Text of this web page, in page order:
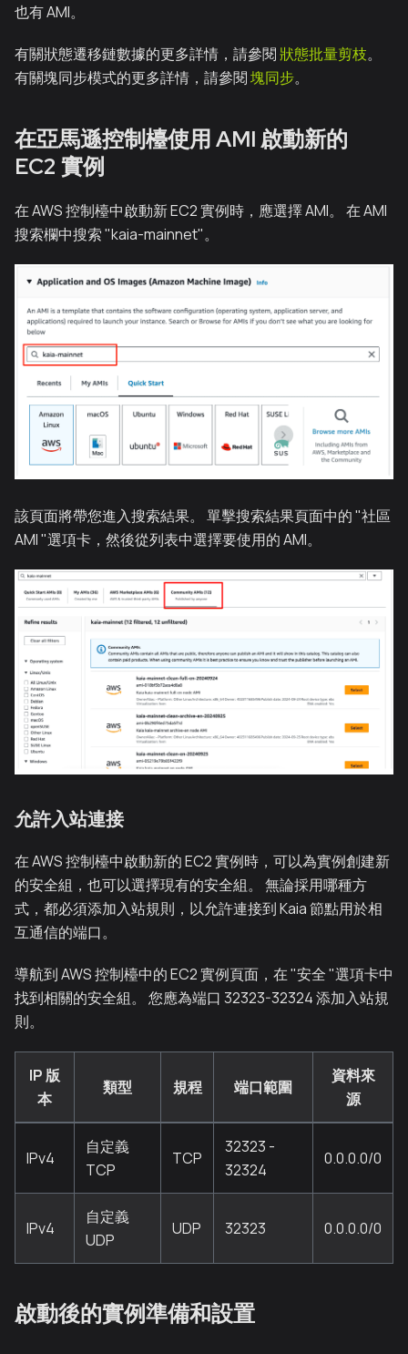
也有 AMI。
有關狀態遷移鏈數據的更多詳情，請參閱狀態批量剪枝。
有關塊同步模式的更多詳情，請參閱塊同步。
在亞馬遜控制檯使用 AMI 啟動新的
EC2 實例
在 AWS 控制檯中啟動新 EC2 實例時，應選擇 AMI。 在 AMI
搜索欄中搜索 "kaia-mainnet"。
該頁面將帶您進入搜索結果。 單擊搜索結果頁面中的 "社區
AMI "選項卡，然後從列表中選擇要使用的 AMI。
允許入站連接
在 AWS 控制檯中啟動新的 EC2 實例時，可以為實例創建新
的安全組，也可以選擇現有的安全組。 無論採用哪種方
式，都必須添加入站規則，以允許連接到 Kaia 節點用於相
互通信的端口。
導航到 AWS 控制檯中的 EC2 實例頁面，在 "安全 "選項卡中
找到相關的安全組。 您應為端口 32323-32324 添加入站規
則。
IP 版
本
類型 規程 端口範圍
資料來
源
IPv4
自定義
TCP
TCP
32323 -
32324
0.0.0.0/0
IPv4
自定義
UDP
UDP 32323 0.0.0.0/0
啟動後的實例準備和設置